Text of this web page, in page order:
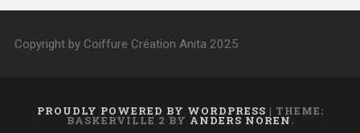
Copyright by Coiffure Création Anita 2025
PROUDLY POWERED BY WORDPRESS | THEME:
BASKERVILLE 2 BY ANDERS NOREN.